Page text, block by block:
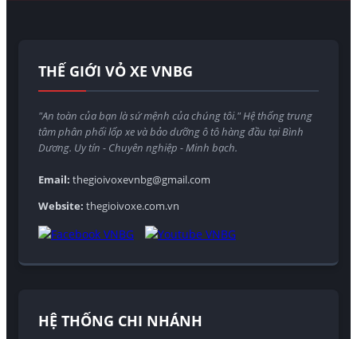
THẾ GIỚI VỎ XE VNBG
"An toàn của bạn là sứ mệnh của chúng tôi." Hệ thống trung
tâm phân phối lốp xe và bảo dưỡng ô tô hàng đầu tại Bình
Dương. Uy tín - Chuyên nghiệp - Minh bạch.
Email: thegioivoxevnbg@gmail.com
Website: thegioivoxe.com.vn
HỆ THỐNG CHI NHÁNH